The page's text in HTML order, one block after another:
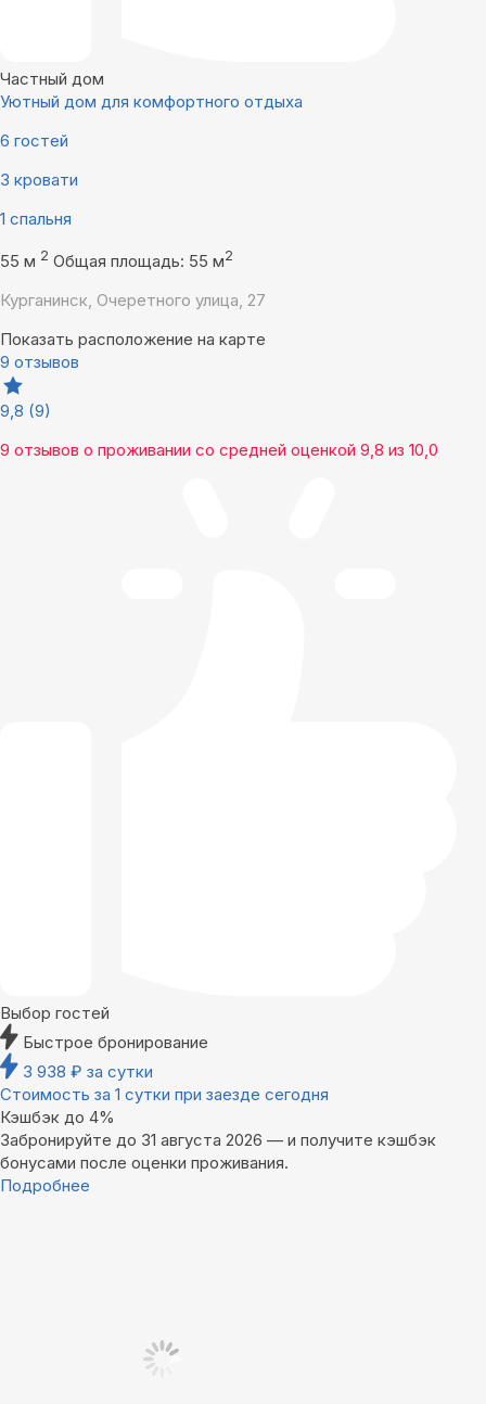
Частный дом
Уютный дом для комфортного отдыха
6 гостей
3 кровати
1 спальня
55 м 2 Общая площадь: 55 м2
Курганинск, Очеретного улица, 27
Показать расположение на карте
9 отзывов
9,8 (9)
9 отзывов о проживании со средней оценкой 9,8 из 10,0
Выбор гостей
Быстрое бронирование
3 938 ₽ за сутки
Стоимость за 1 сутки при заезде сегодня
Кэшбэк до 4%
Забронируйте до 31 августа 2026 — и получите кэшбэк
бонусами после оценки проживания.
Подробнее